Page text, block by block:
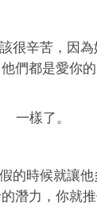
很辛苦，因
們都是愛你
一樣了。
的時候就讓
潛力，你就